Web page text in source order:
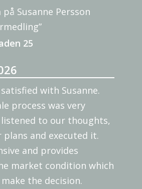
Susanne Persson
25
with Susanne.
process was very
listened to our thoughts,
plans and executed it.
and provides
market condition which
the decision.